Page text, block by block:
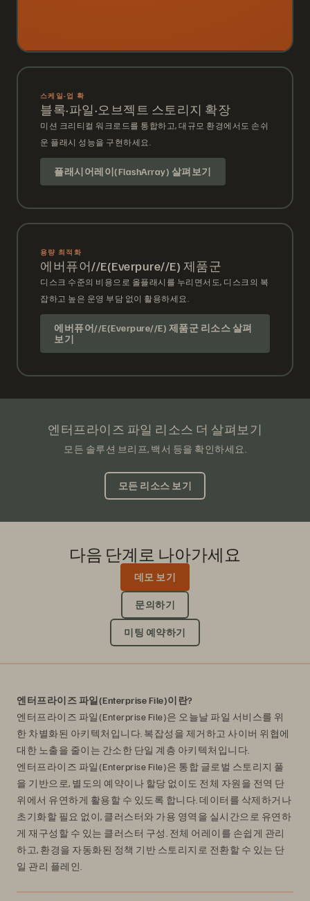
스케일-업 확
블록·파일·오브젝트 스토리지 확장
미션 크리티컬 워크로드를 통합하고, 대규모 환경에서도 손쉬
운 플래시 성능을 구현하세요.
플래시어레이(FlashArray) 살펴보기
용량 최적화
에버퓨어//E(Everpure//E) 제품군
디스크 수준의 비용으로 올플래시를 누리면서도, 디스크의 복
잡하고 높은 운영 부담 없이 활용하세요.
에버퓨어//E(Everpure//E) 제품군 리소스 살펴
보기
엔터프라이즈 파일 리소스 더 살펴보기
모든 솔루션 브리프, 백서 등을 확인하세요.
모든 리소스 보기
다음 단계로 나아가세요
데모 보기
문의하기
미팅 예약하기
엔터프라이즈 파일(Enterprise File)이란?
엔터프라이즈 파일(Enterprise File)은 오늘날 파일 서비스를 위
한 차별화된 아키텍처입니다. 복잡성을 제거하고 사이버 위협에
대한 노출을 줄이는 간소한 단일 계층 아키텍처입니다.
엔터프라이즈 파일(Enterprise File)은 통합 글로벌 스토리지 풀
을 기반으로, 별도의 예약이나 할당 없이도 전체 자원을 전역 단
위에서 유연하게 활용할 수 있도록 합니다. 데이터를 삭제하거나
초기화할 필요 없이, 클러스터와 가용 영역을 실시간으로 유연하
게 재구성할 수 있는 클러스터 구성. 전체 어레이를 손쉽게 관리
하고, 환경을 자동화된 정책 기반 스토리지로 전환할 수 있는 단
일 관리 플레인.